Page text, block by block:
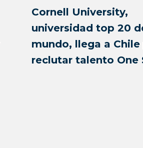
Cornell University,
universidad top 20
mundo, llega a Chile
reclutar talento One